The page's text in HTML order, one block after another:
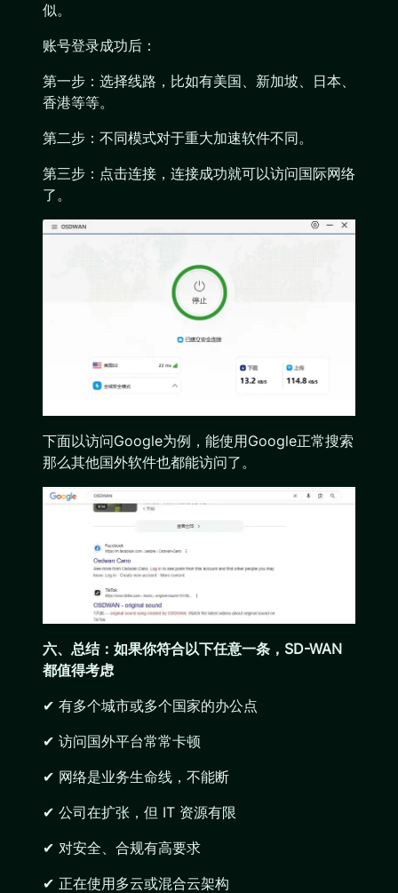
似。
账号登录成功后：
第一步：选择线路，比如有美国、新加坡、日本、
香港等等。
第二步：不同模式对于重大加速软件不同。
第三步：点击连接，连接成功就可以访问国际网络
了。
下面以访问Google为例，能使用Google正常搜索
那么其他国外软件也都能访问了。
六、总结：如果你符合以下任意一条，SD-WAN
都值得考虑
✔ 有多个城市或多个国家的办公点
✔ 访问国外平台常常卡顿
✔ 网络是业务生命线，不能断
✔ 公司在扩张，但 IT 资源有限
✔ 对安全、合规有高要求
✔ 正在使用多云或混合云架构